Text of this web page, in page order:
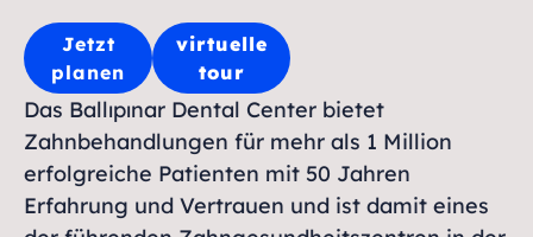
Jetzt
planen
virtuelle
tour
Das Ballıpınar Dental Center bietet
Zahnbehandlungen für mehr als 1 Million
erfolgreiche Patienten mit 50 Jahren
Erfahrung und Vertrauen und ist damit eines